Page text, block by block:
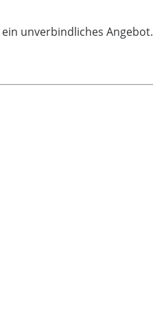
ein unverbindliches Angebot.